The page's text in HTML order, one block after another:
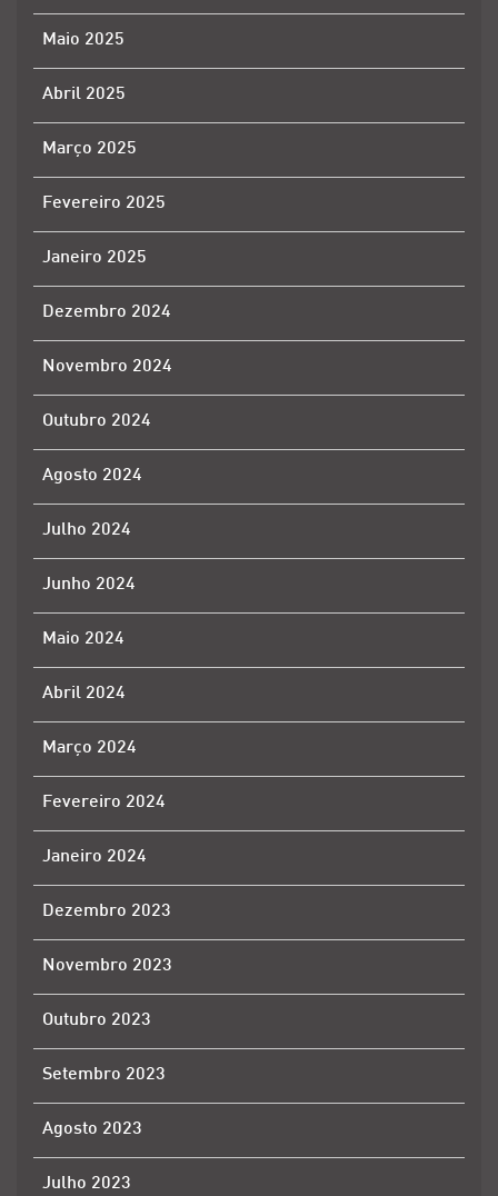
Maio 2025
Abril 2025
Março 2025
Fevereiro 2025
Janeiro 2025
Dezembro 2024
Novembro 2024
Outubro 2024
Agosto 2024
Julho 2024
Junho 2024
Maio 2024
Abril 2024
Março 2024
Fevereiro 2024
Janeiro 2024
Dezembro 2023
Novembro 2023
Outubro 2023
Setembro 2023
Agosto 2023
Julho 2023